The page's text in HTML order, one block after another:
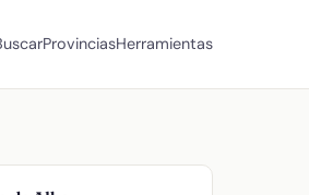
ProvinciasHerramientas